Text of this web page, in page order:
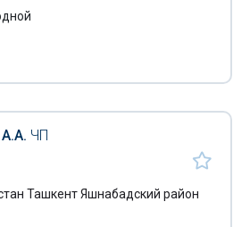
ЧП
Ташкент Яшнабадский район